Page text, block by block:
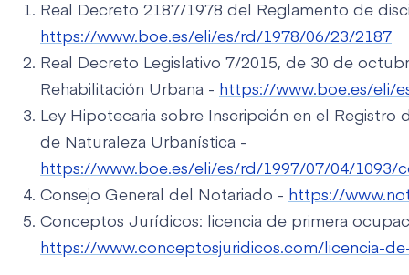
Real Decreto 2187/1978 del Reglamento de
https://www.boe.es/eli/es/rd/1978/06/23/2187
Real Decreto Legislativo 7/2015, de 30 de
Rehabilitación Urbana - https://www.boe.es/eli/
Ley Hipotecaria sobre Inscripción en el
de Naturaleza Urbanística -
https://www.boe.es/eli/es/rd/1997/07/04/1093/
Consejo General del Notariado - https://
Conceptos Jurídicos: licencia de primera
https://www.conceptosjuridicos.com/licencia-